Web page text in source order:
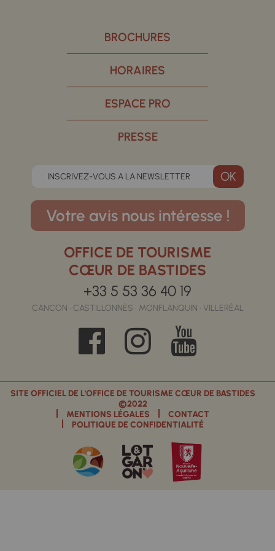
BROCHURES
HORAIRES
ESPACE PRO
PRESSE
INSCRIVEZ-VOUS A LA NEWSLETTER
Votre avis nous intéresse !
OFFICE DE TOURISME
CŒUR DE BASTIDES
+33 5 53 36 40 19
CANCON • CASTILLONNÈS • MONFLANQUIN • VILLERÉAL
SITE OFFICIEL DE L'OFFICE DE TOURISME CŒUR DE BASTIDES
©2022
MENTIONS LÉGALES
CONTACT
POLITIQUE DE CONFIDENTIALITÉ